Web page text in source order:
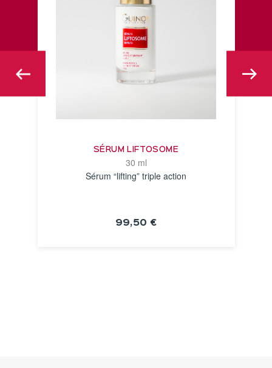
SÉRUM LIFTOSOME
30 ml
Sérum “lifting” triple action
99,50 €